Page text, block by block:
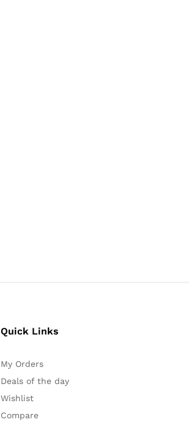
Quick Links
My Orders
Deals of the day
Wishlist
Compare